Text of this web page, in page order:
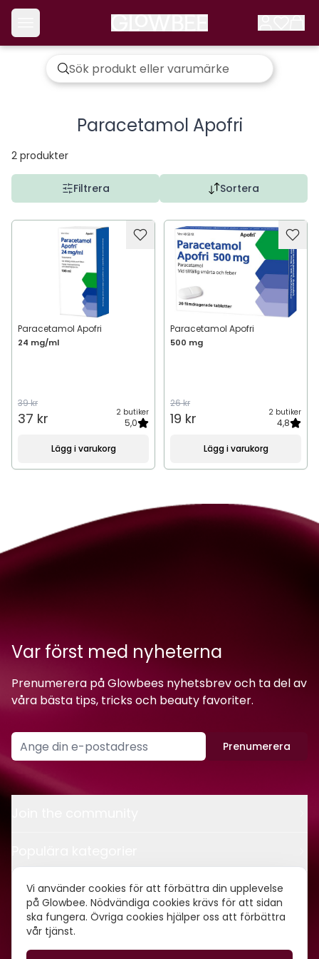
Vi använder cookies för att förbättra din upplevelse
på Glowbee. Nödvändiga cookies krävs för att sidan
ska fungera. Övriga cookies hjälper oss att förbättra
vår tjänst.
Paracetamol Apofri
2 produkter
Filtrera Sortera
Paracetamol Apofri
24 mg/ml
39 kr
37 kr 2 butiker
5,0
Lägg i varukorg
Paracetamol Apofri
500 mg
26 kr
19 kr 2 butiker
4,8
Lägg i varukorg
Var först med nyheterna
Prenumerera på Glowbees nyhetsbrev och ta del av
våra bästa tips, tricks och beauty favoriter.
Prenumerera
Kontakt
Om oss